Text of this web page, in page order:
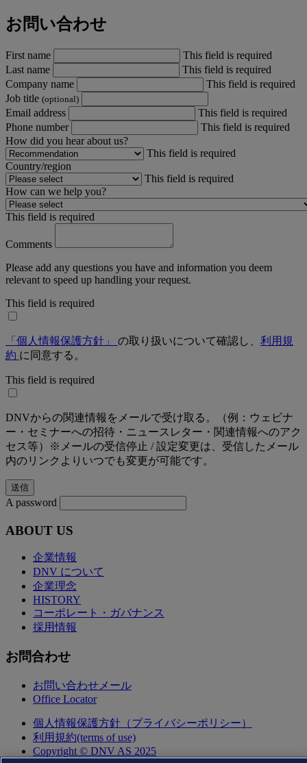
お問い合わせ
First name
This field is required
Last name
This field is required
Company name
This field is required
Job title (optional)
Email address
This field is required
Phone number
This field is required
How did you hear about us?
This field is required
Country/region
This field is required
How can we help you?
This field is required
Comments
Please add any questions you have and information you deem
relevant to speed up handling your request.
This field is required
「個人情報保護方針」 の取り扱いについて確認し、 利用規
約 に同意する。
This field is required
DNVからの関連情報をメールで受け取る。（例：ウェビナ
ー・セミナーへの招待・ニュースレター・関連情報へのアク
セス等）※メールの受信停止 / 設定変更は、受信したメール
内のリンクよりいつでも変更が可能です。
A password
ABOUT US
企業情報
DNV について
企業理念
HISTORY
コーポレート・ガバナンス
採用情報
お問合わせ
お問い合わせメール
Office Locator
個人情報保護方針（プライバシーポリシー）
利用規約(terms of use)
Copyright © DNV AS 2025